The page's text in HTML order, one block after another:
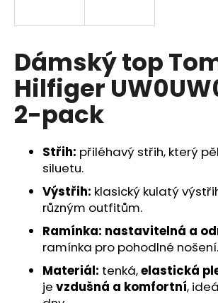
Dámský top
Hilfiger
2-pack
Střih: přiléhavý střih, který
siluetu.
Výstřih: klasický kulatý
různým outfitům.
Ramínka: nastavitelná a
ramínka pro pohodlné nošení.
Materiál: tenká,elastická
je vzdušná a komfortní,
í
t
?
HLEDAT